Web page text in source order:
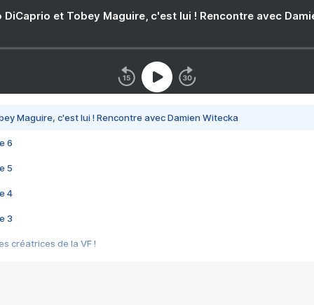
DiCaprio et Tobey Maguire, c'est lui ! Rencontre avec
Maguire, c'est lui ! Rencontre avec Damien Witecka
6
5
4
3
créatrices de la VF !